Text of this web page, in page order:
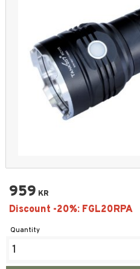
959 KR
Quantity